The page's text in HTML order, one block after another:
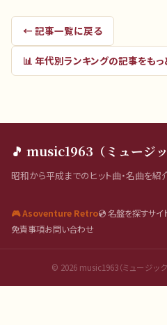
← 記事一覧に戻る
📊 年代別ランキングの記事をも
🎵 music1963（ミュージッ
昭和から平成までのヒット曲・名曲を紹
🎮 Asoventure Retro💿 名盤を探すサイ
免責事項お問い合わせ
© 2026music1963（ミュージッ